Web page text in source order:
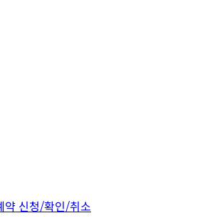
약 신청/확인/취소